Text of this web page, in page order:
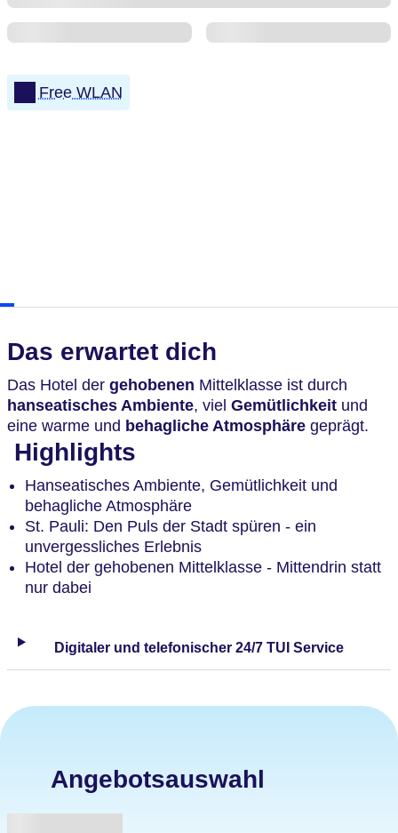
Free WLAN
Das erwartet dich
Das Hotel der gehobenen Mittelklasse ist durch
hanseatisches Ambiente, viel Gemütlichkeit und
eine warme und behagliche Atmosphäre geprägt.
Highlights
Hanseatisches Ambiente, Gemütlichkeit und
behagliche Atmosphäre
St. Pauli: Den Puls der Stadt spüren - ein
unvergessliches Erlebnis
Hotel der gehobenen Mittelklasse - Mittendrin statt
nur dabei
Digitaler und telefonischer 24/7 TUI Service
Angebotsauswahl